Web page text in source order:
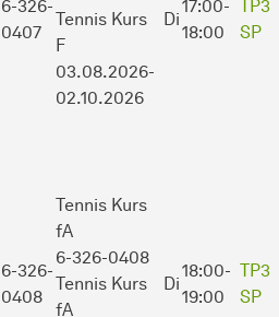
6-326-
0407
Tennis Kurs
F
03.08.2026-
02.10.2026
Di
17:00-
18:00
TP3
SP
6-326-
0408
Tennis Kurs
fA
6-326-0408
Tennis Kurs
fA
Di
18:00-
19:00
TP3
SP